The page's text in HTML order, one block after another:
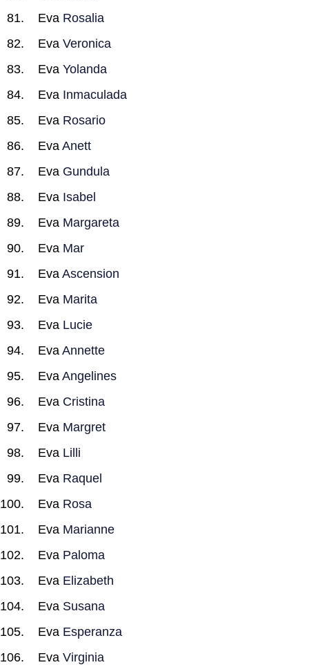
Eva Rosalia
Eva Veronica
Eva Yolanda
Eva Inmaculada
Eva Rosario
Eva Anett
Eva Gundula
Eva Isabel
Eva Margareta
Eva Mar
Eva Ascension
Eva Marita
Eva Lucie
Eva Annette
Eva Angelines
Eva Cristina
Eva Margret
Eva Lilli
Eva Raquel
Eva Rosa
Eva Marianne
Eva Paloma
Eva Elizabeth
Eva Susana
Eva Esperanza
Eva Virginia